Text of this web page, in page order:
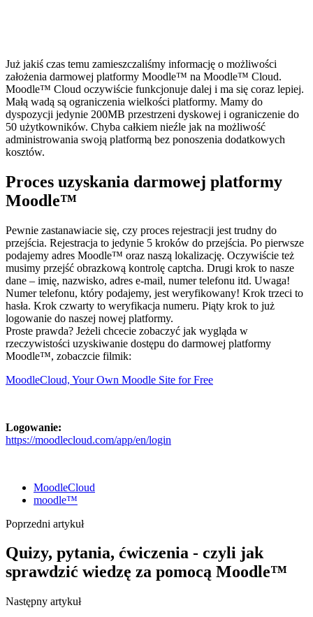
Już jakiś czas temu zamieszczaliśmy informację o możliwości
założenia darmowej platformy Moodle™ na Moodle™ Cloud.
Moodle™ Cloud oczywiście funkcjonuje dalej i ma się coraz lepiej.
Małą wadą są ograniczenia wielkości platformy. Mamy do
dyspozycji jedynie 200MB przestrzeni dyskowej i ograniczenie do
50 użytkowników. Chyba całkiem nieźle jak na możliwość
administrowania swoją platformą bez ponoszenia dodatkowych
kosztów.
Proces uzyskania darmowej platformy
Moodle™
Pewnie zastanawiacie się, czy proces rejestracji jest trudny do
przejścia. Rejestracja to jedynie 5 kroków do przejścia. Po pierwsze
podajemy adres Moodle™ oraz naszą lokalizację. Oczywiście też
musimy przejść obrazkową kontrolę captcha. Drugi krok to nasze
dane – imię, nazwisko, adres e-mail, numer telefonu itd. Uwaga!
Numer telefonu, który podajemy, jest weryfikowany! Krok trzeci to
hasła. Krok czwarty to weryfikacja numeru. Piąty krok to już
logowanie do naszej nowej platformy.
Proste prawda? Jeżeli chcecie zobaczyć jak wygląda w
rzeczywistości uzyskiwanie dostępu do darmowej platformy
Moodle™, zobaczcie filmik:
MoodleCloud, Your Own Moodle Site for Free
Logowanie:
https://moodlecloud.com/app/en/login
MoodleCloud
moodle™
Poprzedni artykuł
Quizy, pytania, ćwiczenia - czyli jak
sprawdzić wiedzę za pomocą Moodle™
Następny artykuł